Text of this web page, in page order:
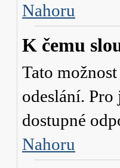
Nahoru
K čemu
Tato
odeslání.
dostupné
Nahoru